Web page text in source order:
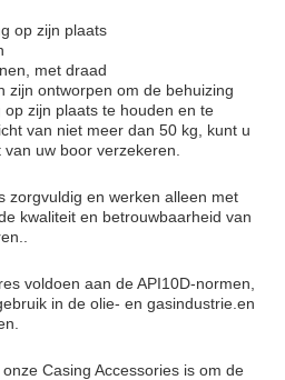
op zijn plaats
met draad
zijn ontworpen om de behuizing
zijn plaats te houden en te
van niet meer dan 50 kg, kunt u
uw boor verzekeren.
zorgvuldig en werken alleen met
kwaliteit en betrouwbaarheid van
voldoen aan de API10D-normen,
in de olie- en gasindustrie.en
Casing Accessories is om de